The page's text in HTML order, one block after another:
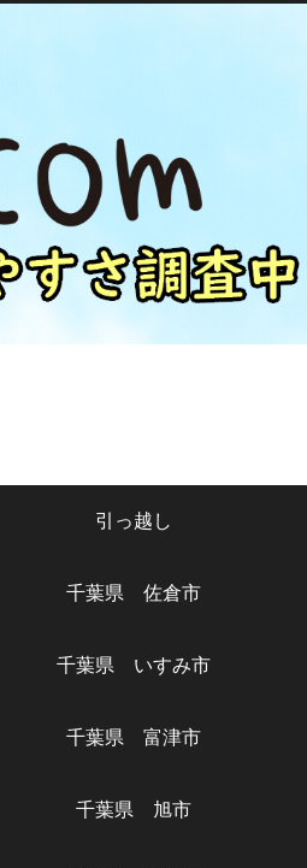
引っ越し
千葉県 佐倉市
千葉県 いすみ市
千葉県 富津市
千葉県 旭市